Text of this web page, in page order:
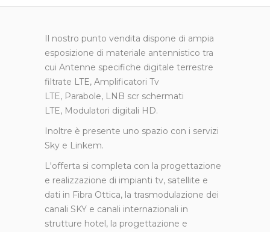
Il nostro punto vendita dispone di ampia
esposizione di materiale antennistico tra
cui Antenne specifiche digitale terrestre
filtrate LTE, Amplificatori Tv
LTE, Parabole, LNB scr schermati
LTE, Modulatori digitali HD.
Inoltre è presente uno spazio con i servizi
Sky e Linkem.
L'offerta si completa con la progettazione
e realizzazione di impianti tv, satellite e
dati in Fibra Ottica, la trasmodulazione dei
canali SKY e canali internazionali in
strutture hotel, la progettazione e